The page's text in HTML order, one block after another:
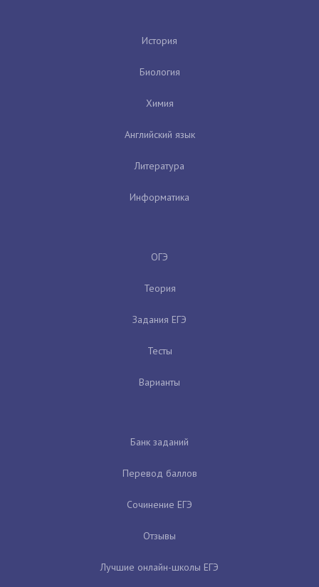
История
Биология
Химия
Английский язык
Литература
Информатика
ОГЭ
Теория
Задания ЕГЭ
Тесты
Варианты
Банк заданий
Перевод баллов
Сочинение ЕГЭ
Отзывы
Лучшие онлайн-школы ЕГЭ